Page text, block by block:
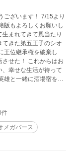
ございます！ 7/15より
版もよろしくお願いし
きた第五王子のシオ
王位継承権を破棄し
せた！ これからはお
幸せな生活が待って
ろん『Ω型』のシオン
王陛下よりお世話を
る、俺の
々一人暮らしじゃな
欲しい。
件
メガバース